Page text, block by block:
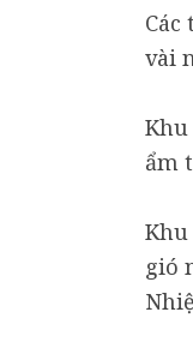
vài
Khu
ẩm
gió